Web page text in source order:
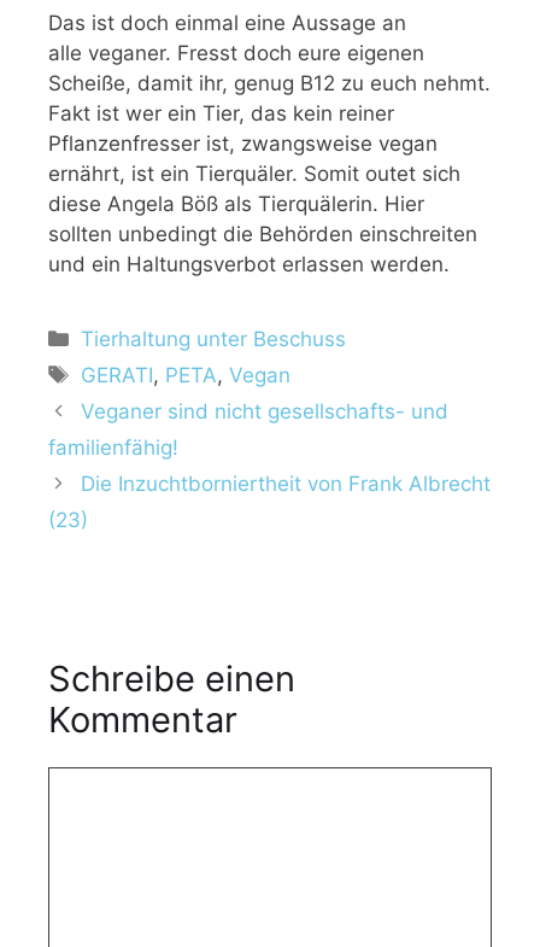
Das ist doch einmal eine Aussage an
alle veganer. Fresst doch eure eigenen
Scheiße, damit ihr, genug B12 zu euch nehmt.
Fakt ist wer ein Tier, das kein reiner
Pflanzenfresser ist, zwangsweise vegan
ernährt, ist ein Tierquäler. Somit outet sich
diese Angela Böß als Tierquälerin. Hier
sollten unbedingt die Behörden einschreiten
und ein Haltungsverbot erlassen werden.
Tierhaltung unter Beschuss
GERATI, PETA,Vegan
Veganer sind nicht gesellschafts- und
familienfähig!
Die Inzuchtborniertheit von Frank Albrecht
(23)
Schreibe einen
Kommentar